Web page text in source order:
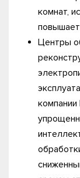
комнат,
Центры
компании